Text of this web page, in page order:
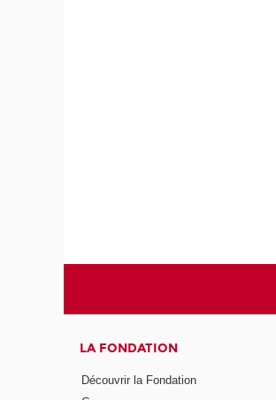
LA FONDATION
Découvrir la Fondation